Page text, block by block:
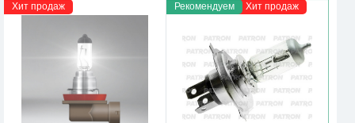
Хит продаж Рекомендуем Хит продаж